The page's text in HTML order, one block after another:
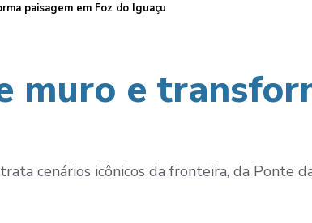
paisagem em Foz do Iguaçu
muro e
cenários icônicos da fronteira, da Ponte